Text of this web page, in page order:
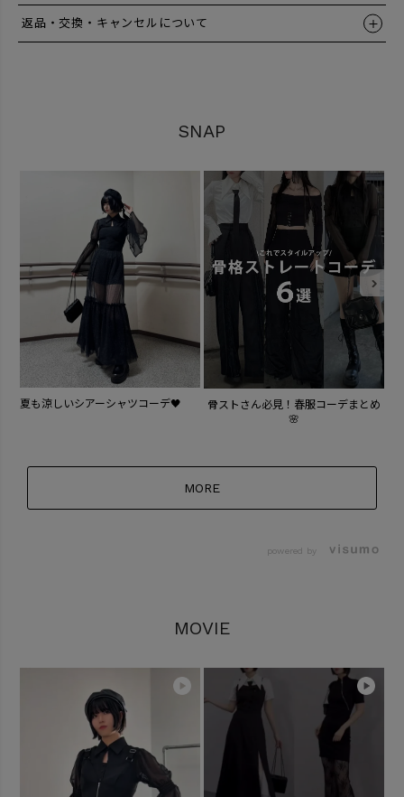
返品・交換・キャンセルについて
SNAP
夏も涼しいシアーシャツコーデ🖤
骨ストさん必見！春服コーデまとめ
🌸
MORE
powered by
MOVIE